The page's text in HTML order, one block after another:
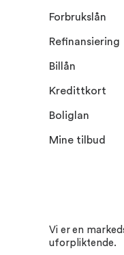
Forbrukslån
Refinansiering
Billån
Kredittkort
Boliglan
Mine tilbud
Vi er en
uforpliktende.